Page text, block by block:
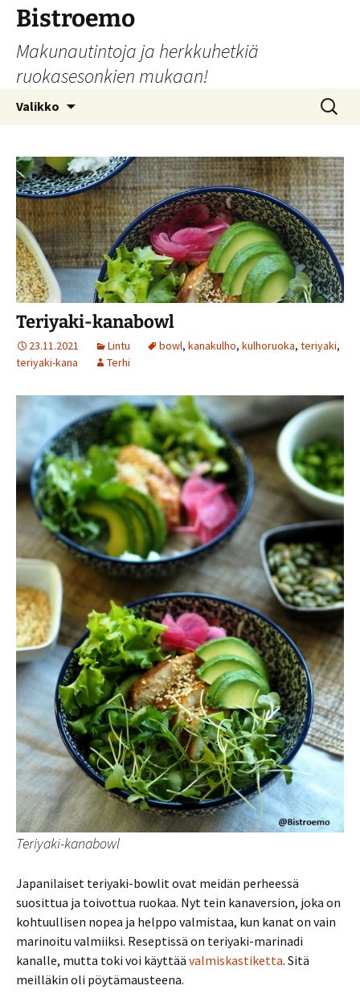
Siirry
sisältöön
Bistroemo
Makunautintoja ja herkkuhetkiä
ruokasesonkien mukaan!
Valikko Haku:
Teriyaki-kanabowl
23.11.2021 Lintu bowl, kanakulho, kulhoruoka, teriyaki,
teriyaki-kana
Terhi
Teriyaki-kanabowl
Japanilaiset teriyaki-bowlit ovat meidän perheessä
suosittua ja toivottua ruokaa. Nyt tein kanaversion, joka on
kohtuullisen nopea ja helppo valmistaa, kun kanat on vain
marinoitu valmiiksi. Reseptissä on teriyaki-marinadi
kanalle, mutta toki voi käyttää valmiskastiketta. Sitä
meilläkin oli pöytämausteena.